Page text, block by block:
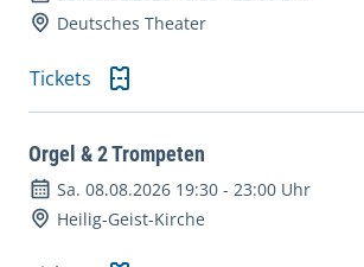
Deutsches Theater
Tickets
Orgel & 2 Trompeten
Sa. 08.08.2026 19:30 - 23:00 Uhr
Heilig-Geist-Kirche